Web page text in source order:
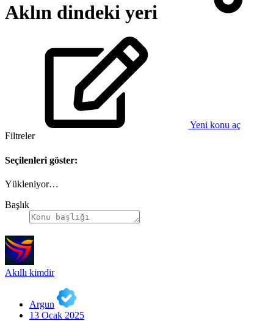
Aklın dindeki yeri
Yeni konu aç
Filtreler
Seçilenleri göster:
Yükleniyor…
Başlık
Akıllı kimdir
Argun
13 Ocak 2025